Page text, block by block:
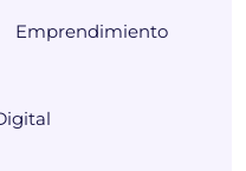
Emprendimiento